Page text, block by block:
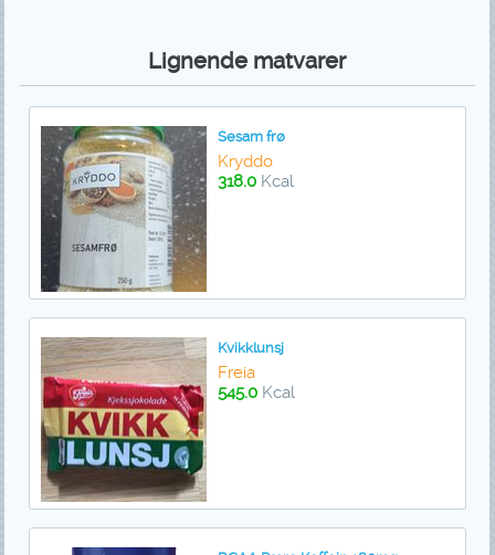
Lignende matvarer
Sesam frø
Kryddo
318.0Kcal
Kvikklunsj
Freia
545.0Kcal